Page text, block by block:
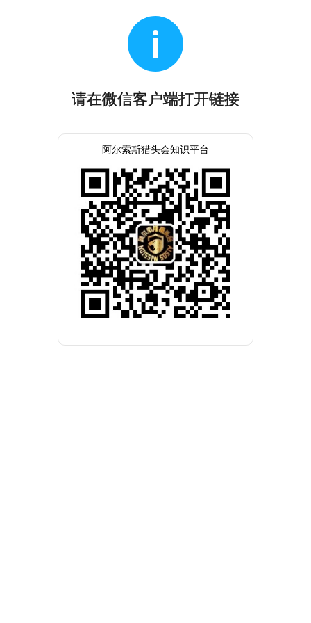
请在微信客户端打开链接
阿尔索斯猎头会知识平台